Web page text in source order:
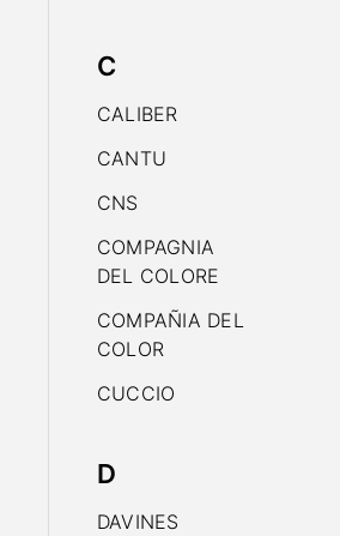
C
CALIBER
CANTU
CNS
COMPAGNIA
DEL COLORE
COMPAÑIA DEL
COLOR
CUCCIO
D
DAVINES